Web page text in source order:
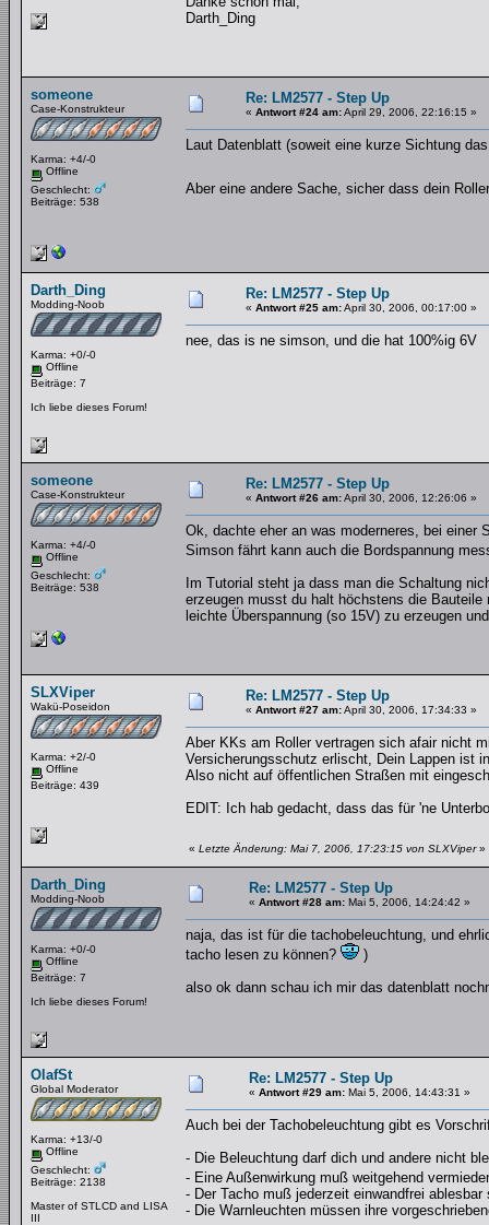
Darth_Ding
someone
Case-Konstrukteur
Karma: +4/-0
Offline
Geschlecht:
Beiträge: 538
Re: LM2577 - Step Up
« Antwort #24 am:April 29, 2006, 22:16:15 »
Laut Datenblatt (soweit eine kurze Sichtung
Aber eine andere Sache, sicher dass dein
Darth_Ding
Modding-Noob
Karma: +0/-0
Offline
Beiträge: 7
Ich liebe dieses Forum!
Re: LM2577 - Step Up
« Antwort #25 am:April 30, 2006, 00:17:00 »
nee, das is ne simson, und die hat 100%ig 6V
someone
Case-Konstrukteur
Karma: +4/-0
Offline
Geschlecht:
Beiträge: 538
Re: LM2577 - Step Up
« Antwort #26 am:April 30, 2006, 12:26:06 »
Ok, dachte eher an was moderneres, bei einer
Simson fährt kann auch die Bordspannung
Im Tutorial steht ja dass man die Schaltung
erzeugen musst du halt höchstens die
leichte Überspannung (so 15V) zu erzeugen
SLXViper
Wakü-Poseidon
Karma: +2/-0
Offline
Beiträge: 439
Re: LM2577 - Step Up
« Antwort #27 am:April 30, 2006, 17:34:33 »
Aber KKs am Roller vertragen sich afair nicht
Versicherungsschutz erlischt, Dein Lappen ist
Also nicht auf öffentlichen Straßen mit
EDIT: Ich hab gedacht, dass das für 'ne
« Letzte Änderung: Mai 7, 2006, 17:23:15 von SLXViper»
Darth_Ding
Modding-Noob
Karma: +0/-0
Offline
Beiträge: 7
Ich liebe dieses Forum!
Re: LM2577 - Step Up
« Antwort #28 am: Mai 5, 2006, 14:24:42 »
naja, das ist für die tachobeleuchtung, und
tacho lesen zu können?
)
also ok dann schau ich mir das datenblatt
OlafSt
Global Moderator
Karma: +13/-0
Offline
Geschlecht:
Beiträge: 2138
Master of STLCD and LISA
III
Re: LM2577 - Step Up
« Antwort #29 am: Mai 5, 2006, 14:43:31 »
Auch bei der Tachobeleuchtung gibt es
- Die Beleuchtung darf dich und andere nicht
- Eine Außenwirkung muß weitgehend
- Der Tacho muß jederzeit einwandfrei ablesbar
- Die Warnleuchten müssen ihre